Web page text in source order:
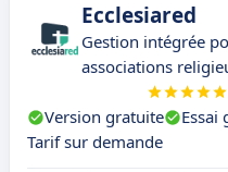
Ecclesiared
Gestion intégrée
associations
Version gratuite Essai
Tarif sur demande